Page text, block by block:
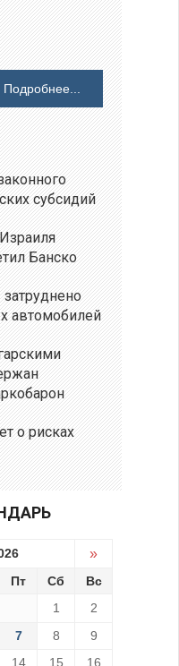
Подробнее...
субсидий
Банско
автомобилей
о рисках
»
Пт Сб
Вс
1
2
7 8
9
14 15 16